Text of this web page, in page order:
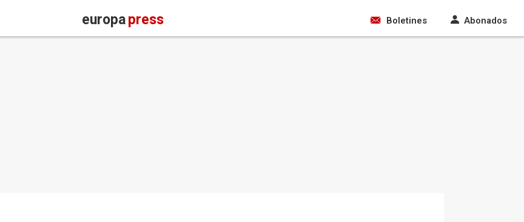
europapress Boletines Abonados